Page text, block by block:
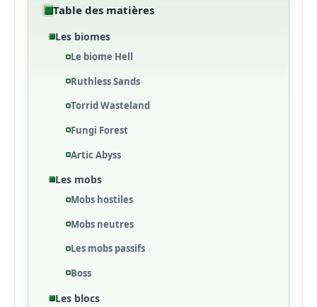
Table des matières
Les biomes
Le biome Hell
Ruthless Sands
Torrid Wasteland
Fungi Forest
Artic Abyss
Les mobs
Mobs hostiles
Mobs neutres
Les mobs passifs
Boss
Les blocs